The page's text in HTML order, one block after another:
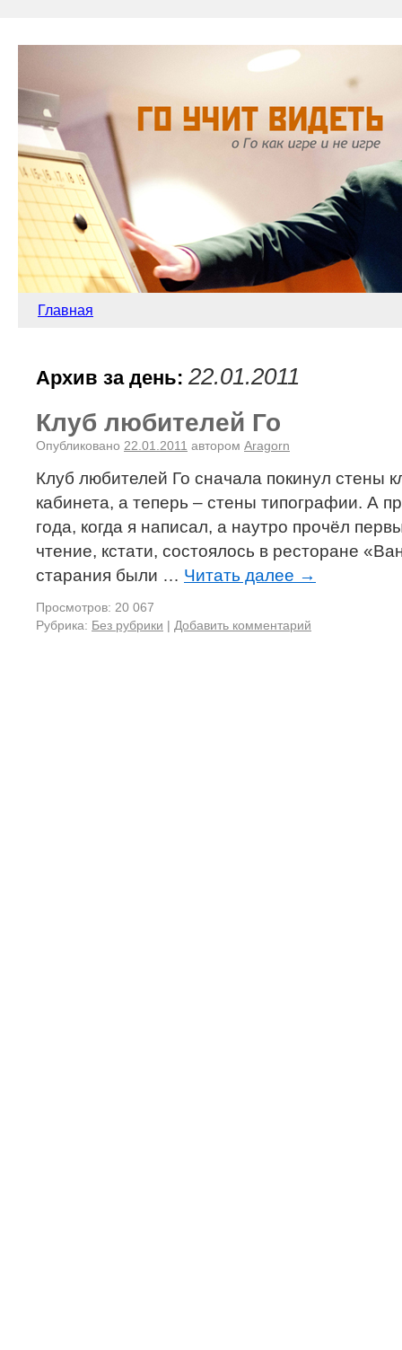
Главная
Архив за день: 22.01.2011
Клуб любителей Го
Опубликовано 22.01.2011 автором Aragorn
Клуб любителей Го сначала покинул стены
кабинета, а теперь – стены типографии. А
года, когда я написал, а наутро прочёл
чтение, кстати, состоялось в ресторане
старания были … Читать далее →
Просмотров: 20 067
Рубрика: Без рубрики | Добавить комментарий